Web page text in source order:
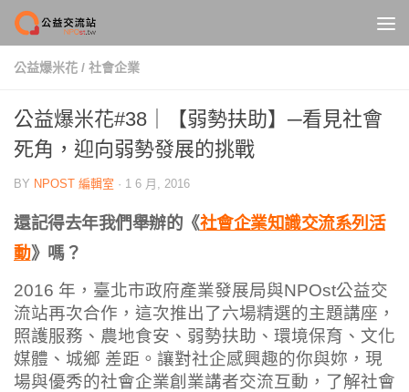
Skip to content
公益爆米花 / 社會企業
公益爆米花#38｜【弱勢扶助】─看見社會
死角，迎向弱勢發展的挑戰
BY NPOST 編輯室 · 1 6 月, 2016
還記得去年我們舉辦的《社會企業知識交流系列活
動》嗎？
2016 年，臺北市政府產業發展局與NPOst公益交
流站再次合作，這次推出了六場精選的主題講座，
照護服務、農地食安、弱勢扶助、環境保育、文化
媒體、城鄉 差距。讓對社企感興趣的你與妳，現
場與優秀的社會企業創業講者交流互動，了解社會